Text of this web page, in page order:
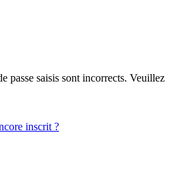
passe saisis sont incorrects. Veuillez
inscrit ?